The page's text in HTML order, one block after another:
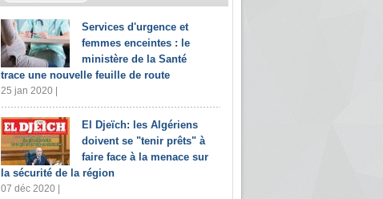
Services d'urgence et
femmes enceintes : le
ministère de la Santé
trace une nouvelle feuille de route
25 jan 2020 |
El Djeïch: les Algériens
doivent se "tenir prêts" à
faire face à la menace sur
la sécurité de la région
07 déc 2020 |